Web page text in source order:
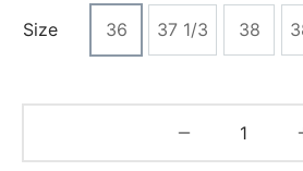
Size 36 37 1/3 38